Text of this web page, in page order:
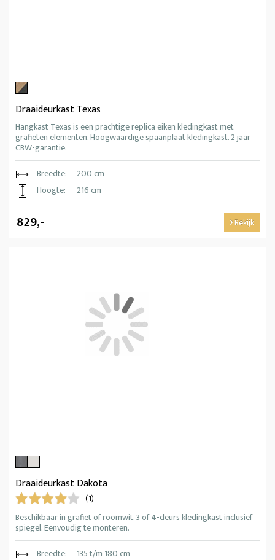
Draaideurkast Texas
Hangkast Texas is een prachtige replica eiken kledingkast met
grafieten elementen. Hoogwaardige spaanplaat kledingkast. 2 jaar
CBW-garantie.
Breedte:
200 cm
Hoogte:
216 cm
829,- Bekijk
Draaideurkast Dakota
(1)
Beschikbaar in grafiet of roomwit. 3 of 4-deurs kledingkast inclusief
spiegel. Eenvoudig te monteren.
Breedte:
135 t/m 180 cm